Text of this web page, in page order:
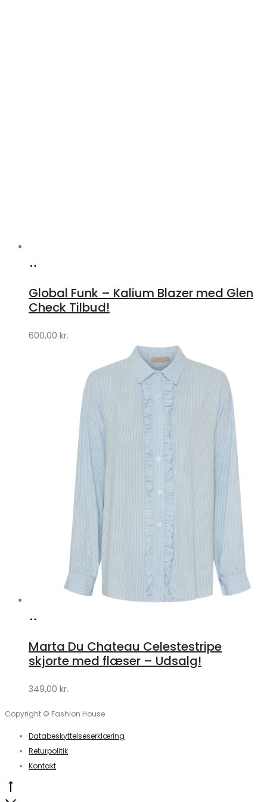
Lykke
Lykke
Global Funk – Kalium Blazer med Glen
Check Tilbud!
600,00 kr.
Klædeskabet.dk
Marta Du Chateau Celestestripe
skjorte med flæser – Udsalg!
349,00 kr.
Copyright © Fashion House
Databeskyttelseserklæring
Returpolitik
Kontakt